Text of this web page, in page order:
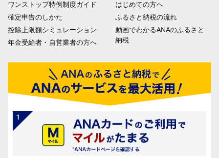
ワンストップ特例制度ガイド
確定申告のしかた
控除上限額シミュレーション
年金受給者・自営業者の方へ
はじめての方へ
ふるさと納税の流れ
動画でわかるANAのふるさと
納税